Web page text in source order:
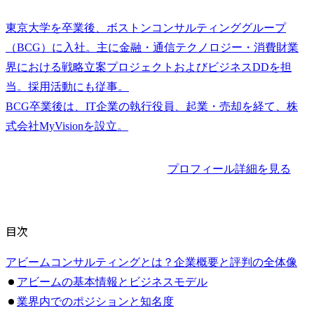
東京大学を卒業後、ボストンコンサルティンググループ
（BCG）に入社。主に金融・通信テクノロジー・消費財業
界における戦略立案プロジェクトおよびビジネスDDを担
当。採用活動にも従事。
BCG卒業後は、IT企業の執行役員、起業・売却を経て、株
プロフィール詳細を見る
目次
アビームコンサルティングとは？企業概要と評判の全体像
アビームの基本情報とビジネスモデル
業界内でのポジションと知名度